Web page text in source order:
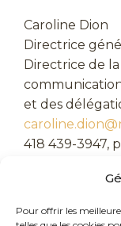
Pour offrir les
Caroline Dion
Directrice
Directrice de
et des
418 439-3947,